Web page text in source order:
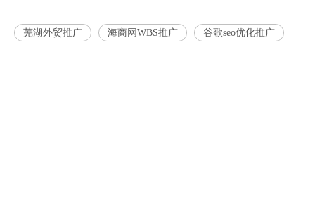
芜湖外贸推广 海商网WBS推广 谷歌seo优化推广